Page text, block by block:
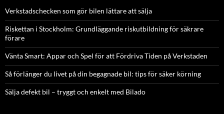
Verkstadschecken som gör bilen lättare att sälja
Riskettan i Stockholm: Grundläggande riskutbildning för säkrare
förare
Vänta Smart: Appar och Spel för att Fördriva Tiden på Verkstaden
Så förlänger du livet på din begagnade bil: tips för säker körning
Sälja defekt bil – tryggt och enkelt med Bilado